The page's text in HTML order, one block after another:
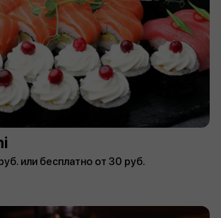
или бесплатно от 30 руб.